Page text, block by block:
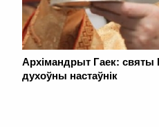
Архімандрыт Гаек: святы
духоўны настаўнік